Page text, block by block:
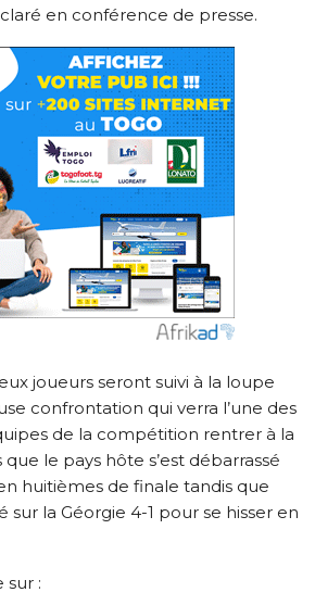
en conférence de presse.
joueurs seront suivi à la loupe
confrontation qui verra l’une des
de la compétition rentrer à la
le pays hôte s’est débarrassé
huitièmes de finale tandis que
sur la Géorgie 4-1 pour se hisser en
sur :